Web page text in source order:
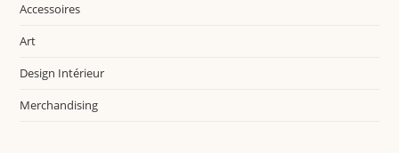
Accessoires
Art
Design Intérieur
Merchandising